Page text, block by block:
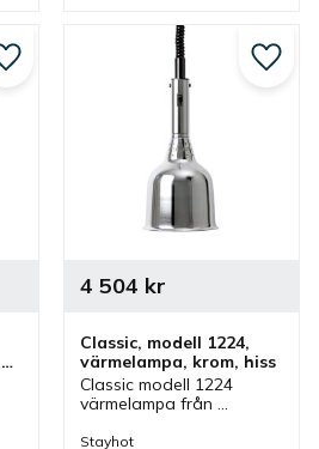
justerbar höjd och som
även finns i olika färger.
Lägg till i favoriter
Classic, modell 1224,
värmelampa, krom, hiss
Classic modell 1224
värmelampa från
hissfunktion.
4 504 kr
Stayhot
Lägg